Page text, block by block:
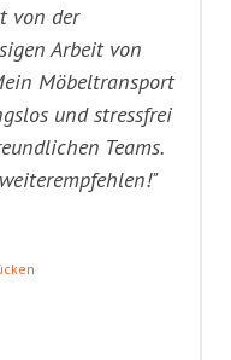
von der
Arbeit von
Möbeltransport
und stressfrei
Teams.